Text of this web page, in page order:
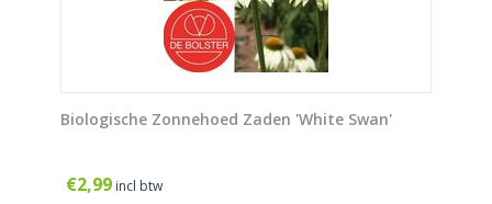
Biologische Zonnehoed Zaden 'White Swan'
€2,99 incl btw